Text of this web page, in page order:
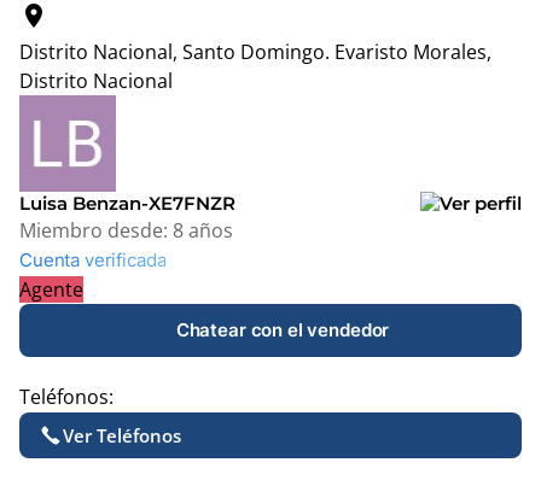
location_on
Distrito Nacional, Santo Domingo. Evaristo Morales,
Distrito Nacional
−
Luisa Benzan-XE7FNZR
Miembro desde: 8 años
Cuenta verificada
Agente
Chatear con el vendedor
Teléfonos:
Ver Teléfonos